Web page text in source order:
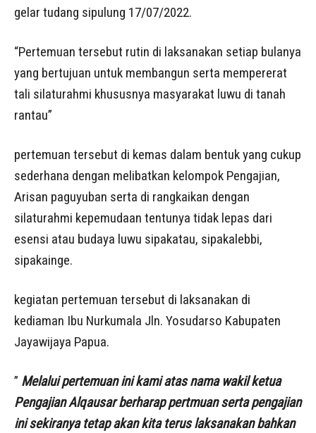
gelar tudang sipulung 17/07/2022.
“Pertemuan tersebut rutin di laksanakan setiap bulanya
yang bertujuan untuk membangun serta mempererat
tali silaturahmi khususnya masyarakat luwu di tanah
rantau”
pertemuan tersebut di kemas dalam bentuk yang cukup
sederhana dengan melibatkan kelompok Pengajian,
Arisan paguyuban serta di rangkaikan dengan
silaturahmi kepemudaan tentunya tidak lepas dari
esensi atau budaya luwu sipakatau, sipakalebbi,
sipakainge.
kegiatan pertemuan tersebut di laksanakan di
kediaman Ibu Nurkumala Jln. Yosudarso Kabupaten
Jayawijaya Papua.
” Melalui pertemuan ini kami atas nama wakil ketua
Pengajian Alqausar berharap pertmuan serta pengajian
ini sekiranya tetap akan kita terus laksanakan bahkan